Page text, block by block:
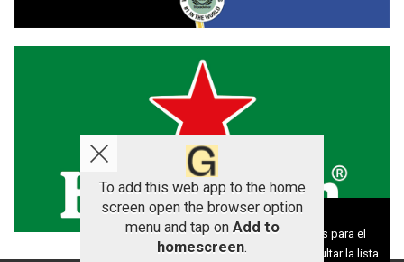
To add this web app to the home
screen open the browser option
menu and tap on Add to
homescreen.
Aviso sobre el Uso de cookies:
Utilizamos cookies nuestras y de terceros para el
funcionamiento del digital. Puedes consultar la lista